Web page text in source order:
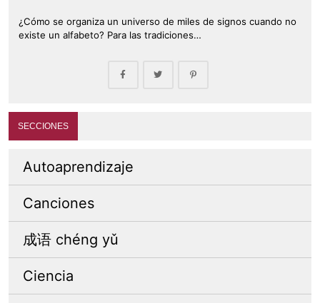
¿Cómo se organiza un universo de miles de signos cuando no
existe un alfabeto? Para las tradiciones…
SECCIONES
Autoaprendizaje
Canciones
成语 chéng yǔ
Ciencia